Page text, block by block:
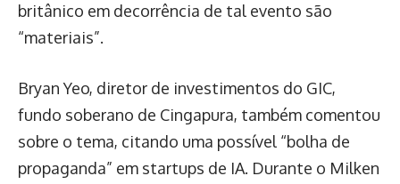
britânico em decorrência de tal evento são
“materiais”.
Bryan Yeo, diretor de investimentos do GIC,
fundo soberano de Cingapura, também comentou
sobre o tema, citando uma possível “bolha de
propaganda” em startups de IA. Durante o Milken